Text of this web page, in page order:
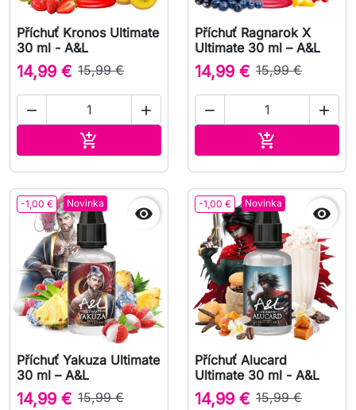
Příchuť Kronos Ultimate
30 ml - A&L
14,99 € 15,99 €
 

Příchuť Ragnarok X
Ultimate 30 ml – A&L
14,99 € 15,99 €
 

-1,00 € Novinka

Příchuť Yakuza Ultimate
30 ml – A&L
14,99 € 15,99 €
-1,00 € Novinka

Příchuť Alucard
Ultimate 30 ml - A&L
14,99 € 15,99 €